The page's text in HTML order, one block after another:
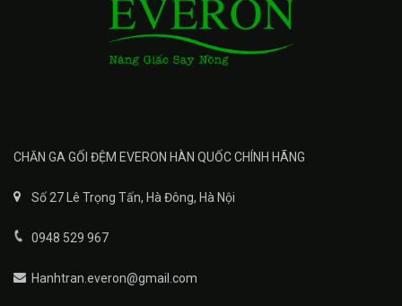
CHĂN GA GỐI ĐỆM EVERON HÀN QUỐC CHÍNH HÃNG
Số 27 Lê Trọng Tấn, Hà Đông, Hà Nội
0948 529 967
Hanhtran.everon@gmail.com